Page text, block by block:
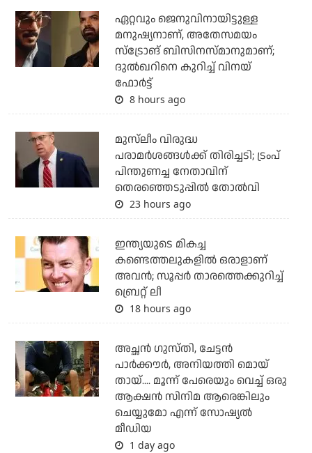
ഏറ്റവും ജെനുവിനായിട്ടുള്ള
മനുഷ്യനാണ്, അതേസമയം
സ്‌ട്രോങ് ബിസിനസ്മാനുമാണ്;
ദുല്‍ഖറിനെ കുറിച്ച് വിനയ്
ഫോര്‍ട്ട്
8 hours ago
മുസ്‌ലീം വിരുദ്ധ
പരാമര്‍ശങ്ങള്‍ക്ക് തിരിച്ചടി; ട്രംപ്
പിന്തുണച്ച നേതാവിന്
തെരഞ്ഞെടുപ്പില്‍ തോല്‍വി
23 hours ago
ഇന്ത്യയുടെ മികച്ച
കണ്ടെത്തലുകളില്‍ ഒരാളാണ്
അവന്‍; സൂപ്പര്‍ താരത്തെക്കുറിച്ച്
ബ്രെറ്റ് ലീ
18 hours ago
അച്ഛന്‍ ഗുസ്തി, ചേട്ടന്‍
പാര്‍ക്കൗര്‍, അനിയത്തി മൊയ്
തായ്.... മൂന്ന് പേരെയും വെച്ച് ഒരു
ആക്ഷന്‍ സിനിമ ആരെങ്കിലും
ചെയ്യുമോ എന്ന് സോഷ്യല്‍
മീഡിയ
1 day ago